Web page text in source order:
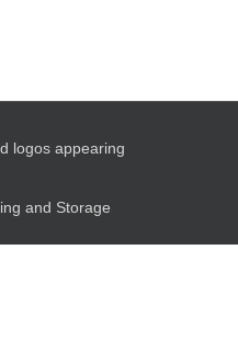
logos appearing
and Storage